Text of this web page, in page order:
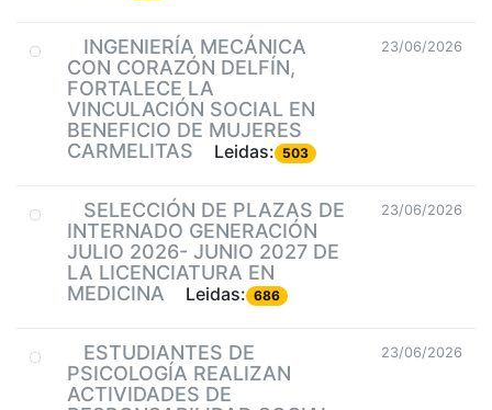
INGENIERÍA MECÁNICA
CON CORAZÓN DELFÍN,
FORTALECE LA
VINCULACIÓN SOCIAL EN
BENEFICIO DE MUJERES
CARMELITAS
Leidas: 503
23/06/2026
SELECCIÓN DE PLAZAS DE
INTERNADO GENERACIÓN
JULIO 2026- JUNIO 2027 DE
LA LICENCIATURA EN
MEDICINA
Leidas: 686
23/06/2026
ESTUDIANTES DE
PSICOLOGÍA REALIZAN
ACTIVIDADES DE
23/06/2026